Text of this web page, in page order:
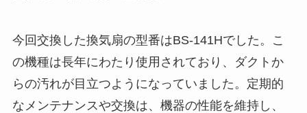
今回交換した換気扇の型番はBS-141Hでした。こ
の機種は長年にわたり使用されており、ダクトか
らの汚れが目立つようになっていました。定期的
なメンテナンスや交換は、機器の性能を維持し、